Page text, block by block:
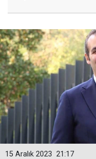
21:17
15 Aralık 2023